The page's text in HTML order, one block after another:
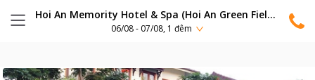
Hoi An Memority Hotel & Spa (Hoi An Green Field Villas & Spa)
06/08 - 07/08, 1 đêm